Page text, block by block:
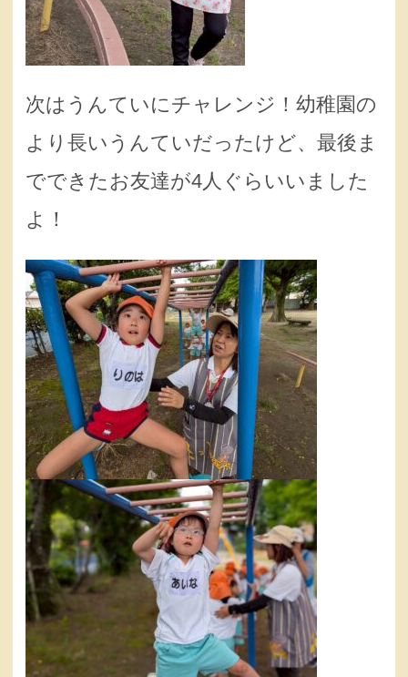
次はうんていにチャレンジ！幼稚園の
より長いうんていだったけど、最後ま
でできたお友達が4人ぐらいいました
よ！